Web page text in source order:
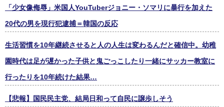
「少女像侮辱」米国人YouTuberジョニー・ソマリに暴行を加えた
20代の男を現行犯逮捕＝韓国の反応
生活習慣を10年継続させると人の人生は変わるんだと確信中。幼稚
園時代は足が遅かった子供と鬼ごっこしたり一緒にサッカー教室に
行ったりを10年続けた結果…
【悲報】国民民主党、結局日和って自民に譲歩しそう